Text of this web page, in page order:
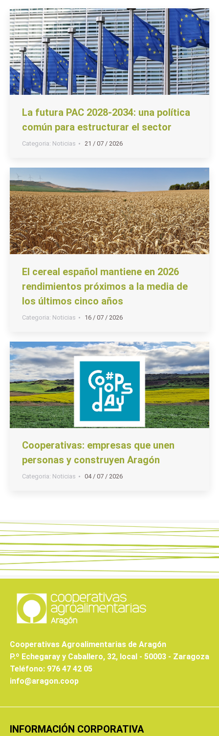
La futura PAC 2028-2034: una política
común para estructurar el sector
Categoria: Noticias 21 / 07 / 2026
El cereal español mantiene en 2026
rendimientos próximos a la media de
los últimos cinco años
Categoria: Noticias 16 / 07 / 2026
Cooperativas: empresas que unen
personas y construyen Aragón
Categoria: Noticias 04 / 07 / 2026
Cooperativas Agroalimentarias de Aragón
P.º Echegaray y Caballero, 32, local - 50003 - Zaragoza
Teléfono: 976 47 42 05
info@aragon.coop
INFORMACIÓN CORPORATIVA